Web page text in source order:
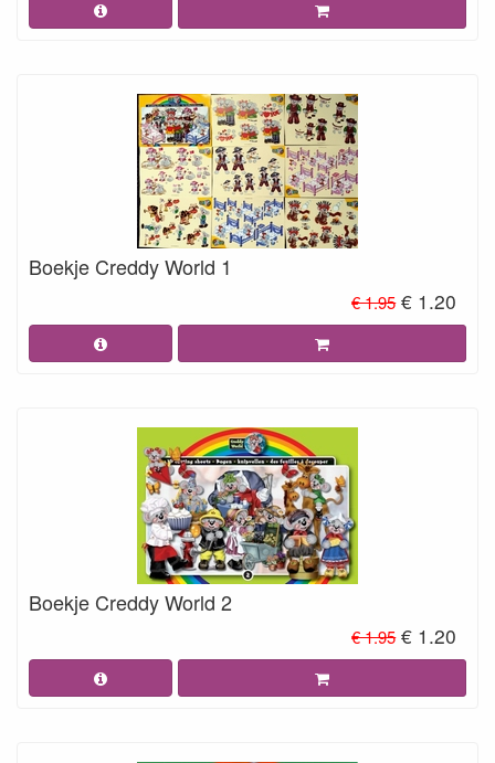
Boekje Creddy World 1
€ 1.95 € 1.20
Boekje Creddy World 2
€ 1.95 € 1.20